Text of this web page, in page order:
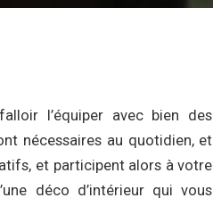
l’équiper avec bien des
nécessaires au quotidien, et
et participent alors à votre
déco d’intérieur qui vous